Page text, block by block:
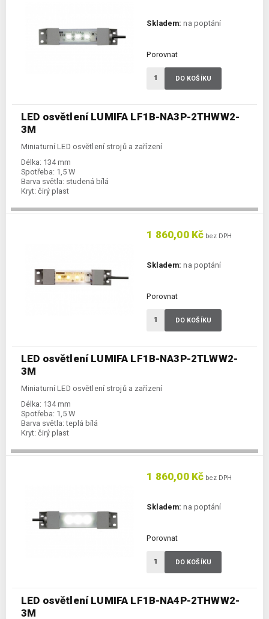
LED osvětlení LUMIFA LF1B-NA3P-2THWW2-
3M
Miniaturní LED osvětlení strojů a zařízení
Délka: 134 mm
Spotřeba: 1,5 W
Barva světla: studená bílá
Kryt: čirý plast
Skladem: na poptání
Porovnat
DO KOŠÍKU
LED osvětlení LUMIFA LF1B-NA3P-2TLWW2-
3M
Miniaturní LED osvětlení strojů a zařízení
Délka: 134 mm
Spotřeba: 1,5 W
Barva světla: teplá bílá
Kryt: čirý plast
1 860,00 Kč bez DPH
Skladem: na poptání
Porovnat
DO KOŠÍKU
LED osvětlení LUMIFA LF1B-NA4P-2THWW2-
3M
1 860,00 Kč bez DPH
Skladem: na poptání
Porovnat
DO KOŠÍKU